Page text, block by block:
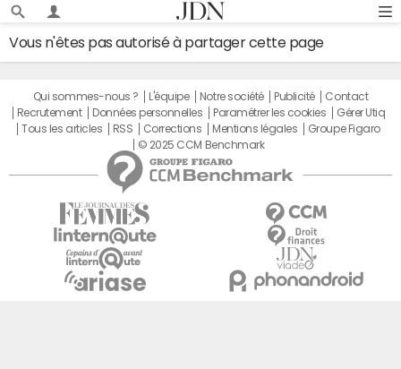
Vous n'êtes pas autorisé à partager cette page
Qui sommes-nous ? L'équipe Notre société Publicité
Contact
Recrutement
Données personnelles Paramétrer les cookies
Gérer Utiq
Tous les articles
RSS Corrections Mentions légales
Groupe Figaro
© 2025 CCM Benchmark